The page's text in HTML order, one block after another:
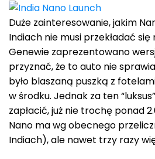
Duże zainteresowanie, jakim
Indiach nie musi przekładać się
Genewie zaprezentowano
przyznać, że to auto nie
było blaszaną puszką z
w środku. Jednak za ten
zapłacić, już nie trochę ponad
Nano ma wg obecnego
Indiach), ale nawet trzy razy